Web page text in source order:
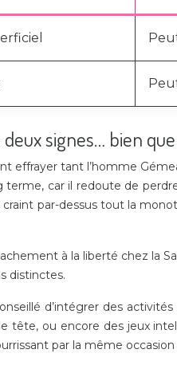
signes… bien
effrayer tant l’homme
car il redoute de
par-dessus tout la
à la liberté chez la
distinctes.
d’intégrer des
tête, ou encore des jeux
par la même